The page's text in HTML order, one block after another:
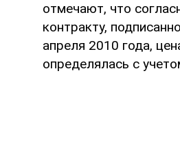
отмечают, что
контракту,
апреля 2010 года,
определялась с